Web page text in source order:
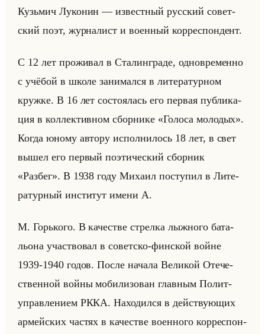
Кузьмич Лу­ко­нин — из­вест­ный рус­ский со­вет­
ский поэт, жур­на­лист и во­ен­ный кор­ре­спон­дент.
С 12 лет про­жи­вал в Ста­лин­гра­де, од­но­вре­мен­но
с учё­бой в школе за­ни­мал­ся в ли­те­ра­тур­ном
круж­ке. В 16 лет со­сто­ялась его пер­вая пуб­ли­ка­
ция в кол­лек­тив­ном сбор­ни­ке «Голоса молодых».
Когда юному ав­то­ру ис­пол­ни­лось 18 лет, в свет
вышел его пер­вый по­эти­че­ский сбор­ник
«Разбег». В 1938 году Ми­ха­ил по­сту­пил в Ли­те­
ра­тур­ный ин­сти­тут имени А.
М. Горько­го. В ка­че­стве стрел­ка лыж­но­го ба­та­
льо­на участ­во­вал в со­вет­ско-фин­ской войне
1939-1940 годов. После на­ча­ла Ве­ли­кой Оте­че­
ствен­ной войны мо­би­ли­зо­ван глав­ным По­лит­
управ­ле­ни­ем РККА. На­хо­дил­ся в действу­ющих
ар­мейских ча­стях в ка­че­стве во­ен­но­го кор­ре­спон­